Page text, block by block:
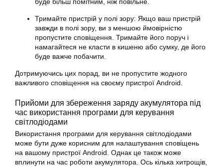
буде більш помітним, ніж повільне.
Тримайте пристрій у полі зору: Якщо ваш пристрій
завжди в полі зору, ви з меншою ймовірністю
пропустите сповіщення. Тримайте його поруч і
намагайтеся не класти в кишеню або сумку, де його
буде важче побачити.
Дотримуючись цих порад, ви не пропустите жодного
важливого сповіщення на своєму пристрої Android.
Прийоми для збереження заряду акумулятора під
час використання програми для керування
світлодіодами
Використання програми для керування світлодіодами
може бути дуже корисним для налаштування сповіщень
на вашому пристрої Android. Однак це також може
вплинути на час роботи акумулятора. Ось кілька хитрощів,